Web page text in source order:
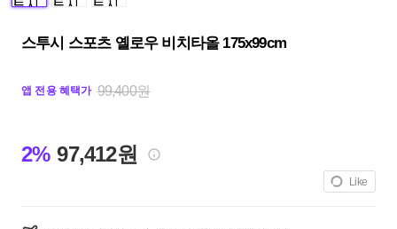
스투시 스포츠 옐로우 비치타올 175x99cm
앱 전용 혜택가 99,400원
2% 97,412원
Like